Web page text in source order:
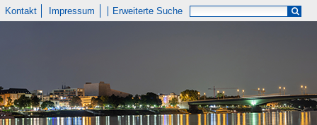
Kontakt Impressum Erweiterte Suche